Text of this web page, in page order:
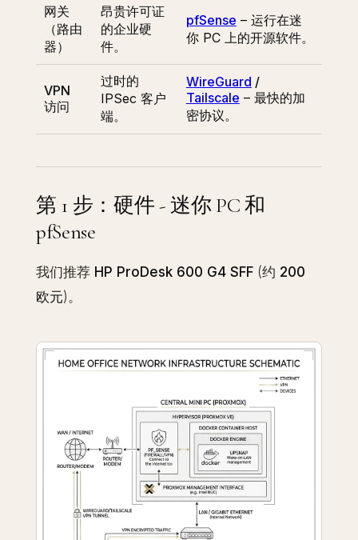
网关
（路由
器）
昂贵许可证
的企业硬
件。
pfSense – 运行在迷
你 PC 上的开源软件。
VPN
访问
过时的
IPSec 客户
端。
WireGuard /
Tailscale – 最快的加
密协议。
第 1 步：硬件 - 迷你 PC 和
pfSense
我们推荐 HP ProDesk 600 G4 SFF(约 200
欧元)。